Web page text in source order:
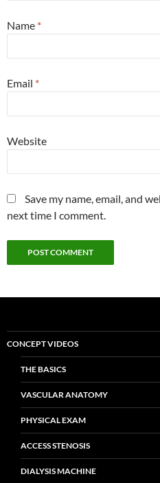
Name *
Email *
Website
Save my name, email, and
next time I comment.
CONCEPT VIDEOS
THE BASICS
VASCULAR ANATOMY
PHYSICAL EXAM
ACCESS STENOSIS
DIALYSIS MACHINE